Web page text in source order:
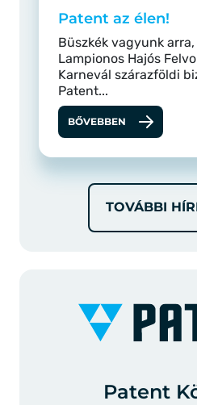
Patent az élen!
Büszkék vagyunk
Lampionos Hajós
Karnevál szárazföldi
Patent...
BŐVEBBEN
TOVÁBBI
Patent